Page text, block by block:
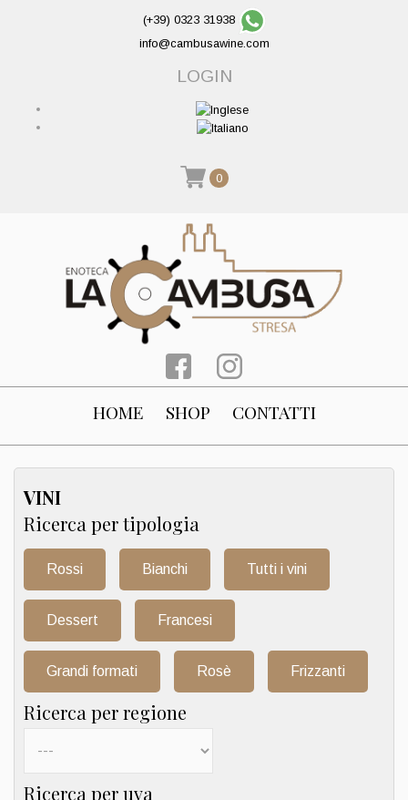
(+39) 0323 31938
info@cambusawine.com
LOGIN
0
HOME SHOP CONTATTI
VINI
Ricerca per tipologia
Rossi Bianchi Tutti i vini
Dessert Francesi
Grandi formati Rosè Frizzanti
Ricerca per regione
Ricerca per uva